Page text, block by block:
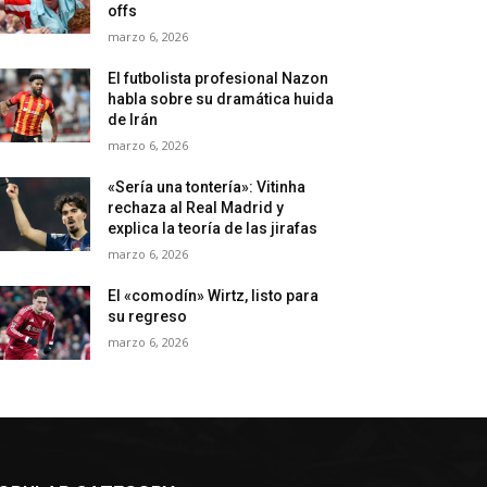
offs
marzo 6, 2026
El futbolista profesional Nazon
habla sobre su dramática huida
de Irán
marzo 6, 2026
«Sería una tontería»: Vitinha
rechaza al Real Madrid y
explica la teoría de las jirafas
marzo 6, 2026
El «comodín» Wirtz, listo para
su regreso
marzo 6, 2026